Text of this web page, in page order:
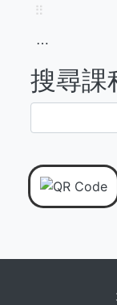
⠿
⋯
搜尋課
尋